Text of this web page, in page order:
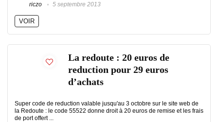
riczo 5 septembre 2013
VOIR
La redoute : 20 euros de
reduction pour 29 euros
d’achats
Super code de reduction valable jusqu'au 3 octobre sur le site web de
la Redoute : le code 55522 donne droit à 20 euros de remise et les frais
de port offert ...